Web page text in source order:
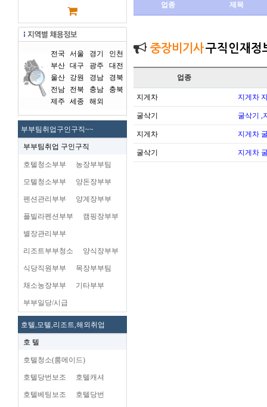
전국 서울 경기
인천
부산 대구 광주
대전
울산
강원 경남
경북
전남
전북 충남
충북
제주
세종 해외
부부팀취업구인구직~~
부부팀취업 구인구직
호텔청소부부 농장부부팀
모텔청소부부 양돈장부부
펜션관리부부 양계장부부
플빌라펜션부부 캠핑장부부
별장관리부부
리조트부부청소 양식장부부
식당직원부부 목장부부팀
채소농장부부 기타부부
부부일당/시급
호텔,모텔,리조트,해외취업
호 텔
호텔청소(룸메이드)
호텔당번보조 호텔캐셔
호텔베팅보조 호텔당번
업종 제목
중장비기사구직인재정
업종
지게차 지게차
굴삭기 굴삭기 ,
지게차 지게차
굴삭기 지게차